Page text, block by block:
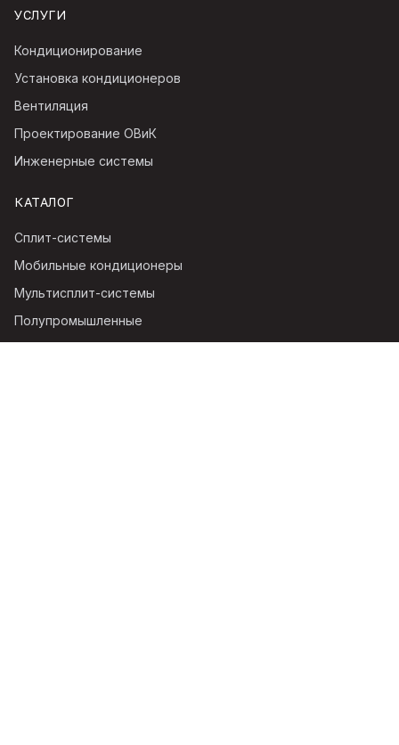
УСЛУГИ
Кондиционирование
Установка кондиционеров
Вентиляция
Проектирование ОВиК
Инженерные системы
КАТАЛОГ
Сплит-системы
Мобильные кондиционеры
Мультисплит-системы
Полупромышленные